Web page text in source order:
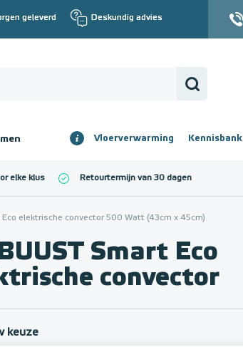
geleverd Deskundig advies
Vloerverwarming Kennisbank
elke klus Retourtermijn van 30 dagen
Eco elektrische convector 500 Watt (43cm x 45cm)
Smart Eco
convector
keuze